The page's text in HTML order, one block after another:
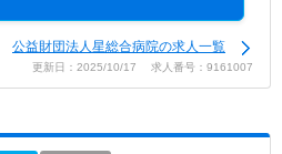
公益財団法人星総合病院の求人一覧
更新日：2025/10/17 求人番号：9161007